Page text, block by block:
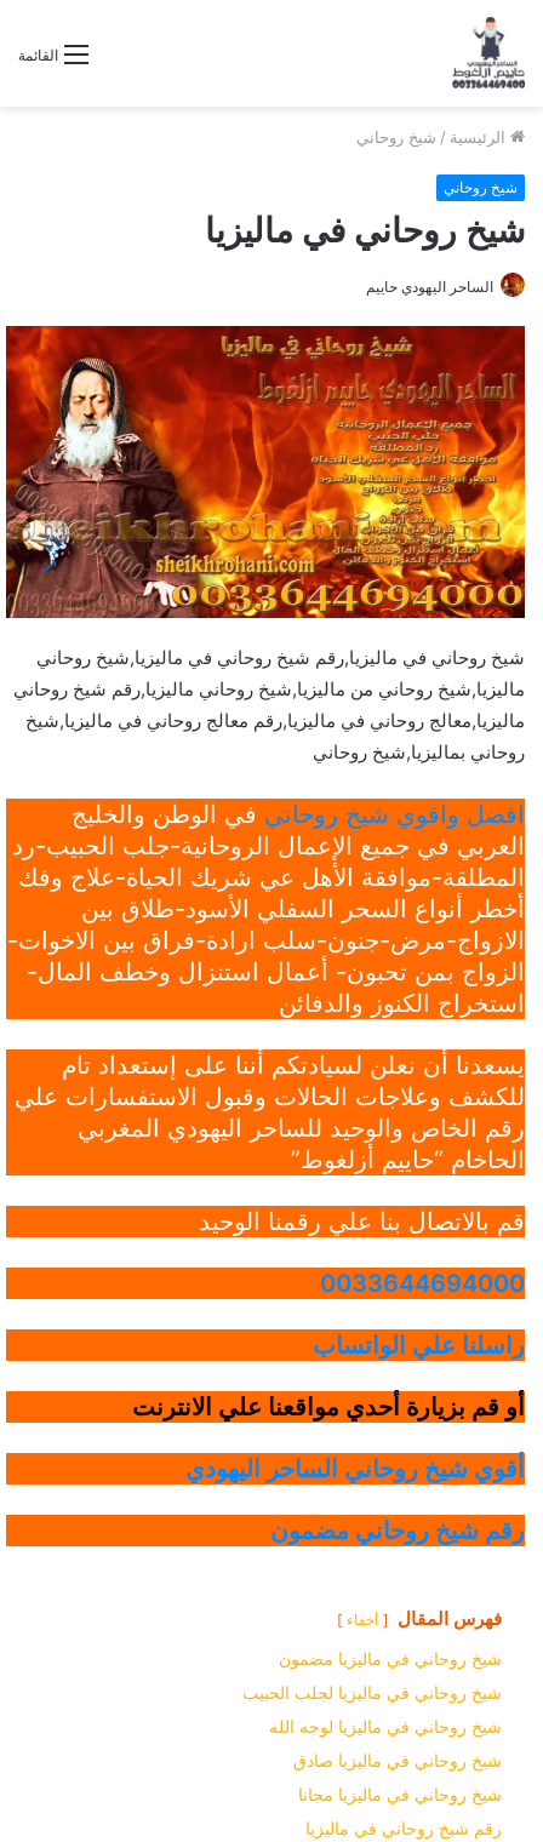
القائمة
الرئيسية / شيخ روحاني
شيخ روحاني
شيخ روحاني في ماليزيا
الساحر اليهودي حاييم
شيخ روحاني في ماليزيا,رقم شيخ روحاني في ماليزيا,شيخ روحاني
ماليزيا,شيخ روحاني من ماليزيا,شيخ روحاني ماليزيا,رقم شيخ روحاني
ماليزيا,معالج روحاني في ماليزيا,رقم معالج روحاني في ماليزيا,شيخ
روحاني بماليزيا,شيخ روحاني
افضل واقوي شيخ روحاني في الوطن والخليج
العربي في جميع الإعمال الروحانية-جلب الحبيب-رد
المطلقة-موافقة الأهل عي شريك الحياة-علاج وفك
أخطر أنواع السحر السفلي الأسود-طلاق بين
الازواج-مرض-جنون-سلب ارادة-فراق بين الاخوات-
الزواج بمن تحبون- أعمال استنزال وخطف المال-
استخراج الكنوز والدفائن
يسعدنا أن نعلن لسيادتكم أننا على إستعداد تام
للكشف وعلاجات الحالات وقبول الاستفسارات علي
رقم الخاص والوحيد للساحر اليهودي المغربي
الحاخام “حاييم أزلغوط”
قم بالاتصال بنا علي رقمنا الوحيد
0033644694000
راسلنا علي الواتساب
أو قم بزيارة أحدي مواقعنا علي الانترنت
أقوي شيخ روحاني الساحر اليهودي
رقم شيخ روحاني مضمون
فهرس المقال أخفاء
شيخ روحاني في ماليزيا مضمون
شيخ روحاني في ماليزيا لجلب الحبيب
شيخ روحاني في ماليزيا لوجه الله
شيخ روحاني في ماليزيا صادق
شيخ روحاني في ماليزيا مجانا
رقم شيخ روحاني في ماليزيا